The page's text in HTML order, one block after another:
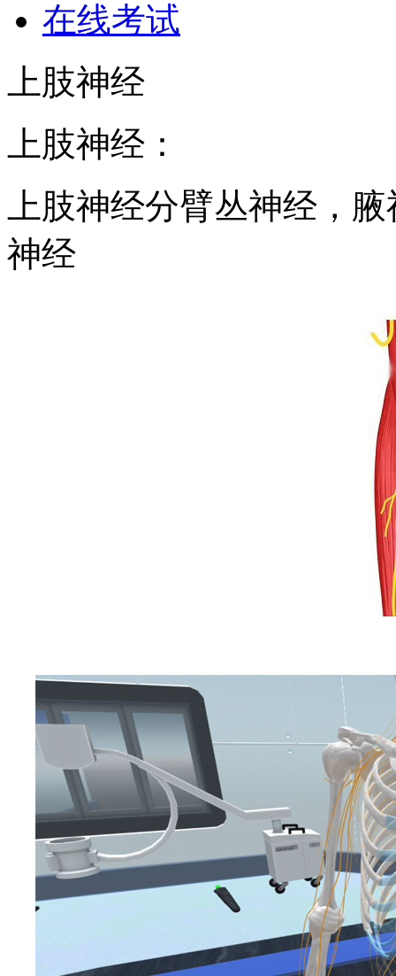
在线考试
上肢神经
上肢神经：
上肢神经分臂丛神经，
神经